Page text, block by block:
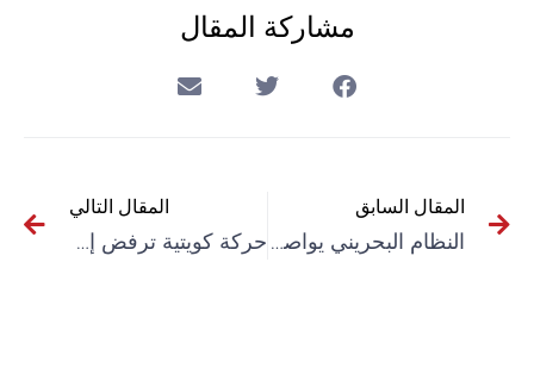
مشاركة المقال
المقال السابق
النظام البحريني يواصل تنزيل بنود اتفاق التطبيع
المقال التالي
حركة كويتية ترفض إجراءات حكومية “منحازة لقلة من المنتفعين”